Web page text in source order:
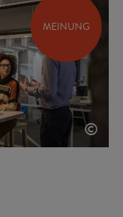
MEINUNG
©